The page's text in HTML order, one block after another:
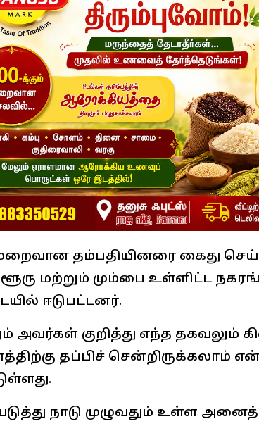
தம்பதியினரை கைது
மற்றும் மும்பை உள்ளிட்ட
ஈடுபட்டனர்.
அவர்கள் குறித்து எந்த தகவலும்
தப்பிச் சென்றிருக்கலாம்
நாடு முழுவதும் உள்ள